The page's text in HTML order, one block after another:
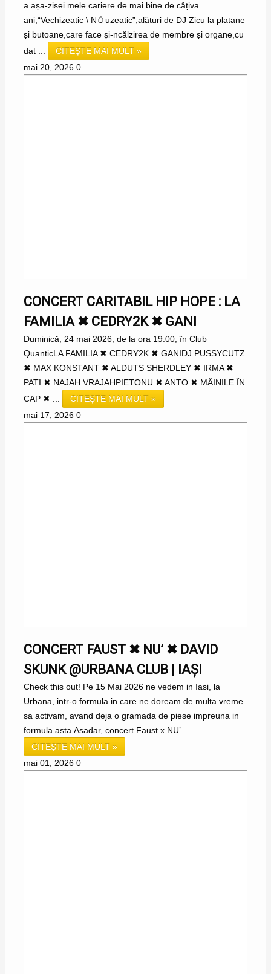
a așa-zisei mele cariere de mai bine de câțiva
ani,“Vechizeatic \ N🥚uzeatic”,alături de DJ Zicu la platane
și butoane,care face și-ncălzirea de membre și organe,cu
dat ...
CITEȘTE MAI MULT »
mai 20, 2026 0
CONCERT CARITABIL HIP HOPE : LA
FAMILIA ✖ CEDRY2K ✖ GANI
Duminică, 24 mai 2026, de la ora 19:00, în Club
QuanticLA FAMILIA ✖ CEDRY2K ✖ GANIDJ PUSSYCUTZ
✖ MAX KONSTANT ✖ ALDUTS SHERDLEY ✖ IRMA ✖
PATI ✖ NAJAH VRAJAHPIETONU ✖ ANTO ✖ MÂINILE ÎN
CAP ✖ ...
CITEȘTE MAI MULT »
mai 17, 2026 0
CONCERT FAUST ✖ NU’ ✖ DAVID
SKUNK @URBANA CLUB | IAȘI
Check this out! Pe 15 Mai 2026 ne vedem in Iasi, la
Urbana, intr-o formula in care ne doream de multa vreme
sa activam, avand deja o gramada de piese impreuna in
formula asta.Asadar, concert Faust x NU’ ...
CITEȘTE MAI MULT »
mai 01, 2026 0